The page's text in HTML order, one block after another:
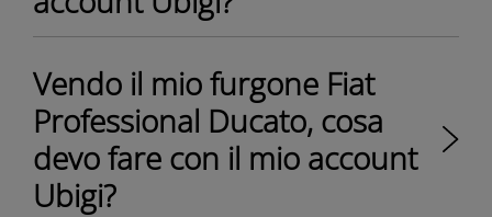
Vendo il mio furgone Fiat
Professional Ducato, cosa
devo fare con il mio account
Ubigi?